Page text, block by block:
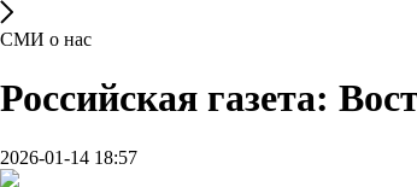
СМИ о нас
Российская газета:
2026-01-14 18:57